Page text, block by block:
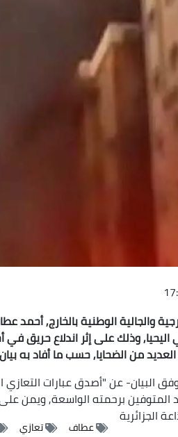
والجالية الوطنية بالخارج, أحمد
اليحيا, وذلك على إثر اندلاع حريق
من الضحايا, حسب ما أفاد به بيان
البيان- عن "أصدق عبارات التعازي
المتوفين برحمته الواسعة, ويمن
الجزائرية
عطاف تعازي